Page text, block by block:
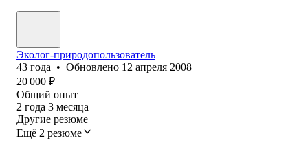
Эколог-природопользователь
43 года • Обновлено 12 апреля 2008
20 000 ₽
Общий опыт
2 года 3 месяца
Другие резюме
Ещё 2 резюме